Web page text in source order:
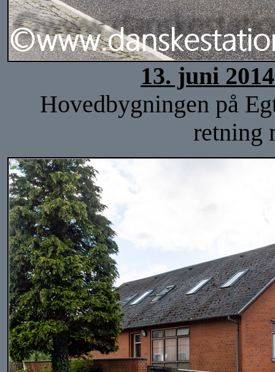
13. juni
Hovedbygningen på
retning